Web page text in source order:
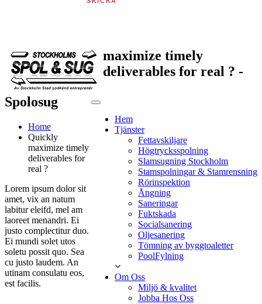
Hem
Tjänster
Fettavskiljare
Högtrycksspolning
Slamsugning Stockholm
Stamspolningar & Stamrensning
Rörinspektion
Ångning
Saneringar
Fuktskada
Socialsanering
Oljesanering
Tömning av byggtoaletter
PoolFylning
Om Oss
Miljö & kvalitet
Jobba Hos Oss
maximize timely
deliverables for real ? -
Spolosug
Home
Quickly
maximize timely
deliverables for
real ?
Lorem ipsum dolor sit
amet, vix an natum
labitur eleifd, mel am
laoreet menandri. Ei
justo complectitur duo.
Ei mundi solet utos
soletu possit quo. Sea
cu justo laudem. An
utinam consulatu eos,
est facilis.